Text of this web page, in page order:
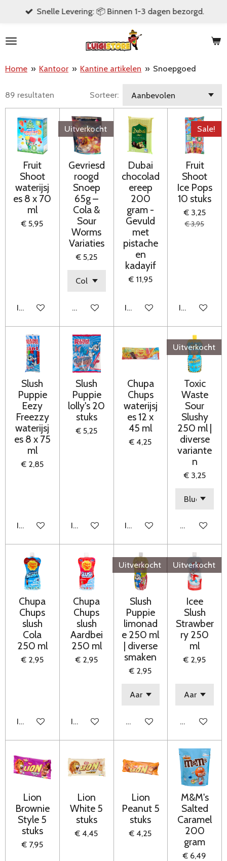
naar
hoofdinhoud
Snelle Levering: 📦 Binnen 1-3 dagen bezorgd.
Home » Kantoor » Kantine artikelen » Snoepgoed
89 resultaten Sorteer:
Fruit
Shoot
waterijsj
es 8 x 70
ml
€ 5,95
In winkelwagen
Uitverkocht
Gevriesd
roogd
Snoep
65g –
Cola &
Sour
Worms
Variaties
€ 5,25
Houd mij op de hoogte
Dubai
chocolad
ereep
200
gram -
Gevuld
met
pistache
en
kadayif
€ 11,95
In winkelwagen
Sale!
Fruit
Shoot
Ice Pops
10 stuks
€ 3,25
€ 3,95
In
Slush
Puppie
Eezy
Freezzy
waterijsj
es 8 x 75
ml
€ 2,85
In winkelwagen
Slush
Puppie
lolly's 20
stuks
€ 5,25
In winkelwagen
Chupa
Chups
waterijsj
es 12 x
45 ml
€ 4,25
In winkelwagen
Uitverkocht
Toxic
Waste
Sour
Slushy
250 ml |
diverse
variante
n
€ 3,25
Houd mij
Chupa
Chups
slush
Cola
250 ml
€ 2,95
In winkelwagen
Chupa
Chups
slush
Aardbei
250 ml
€ 2,95
In winkelwagen
Uitverkocht
Slush
Puppie
limonad
e 250 ml
| diverse
smaken
€ 2,95
Houd mij op de hoogte
Uitverkocht
Icee
Slush
Strawber
ry 250
ml
€ 2,95
Houd mij
Lion
Brownie
Style 5
stuks
€ 7,95
Lion
White 5
stuks
€ 4,45
Lion
Peanut 5
stuks
€ 4,25
M&M's
Salted
Caramel
200
gram
€ 6,49